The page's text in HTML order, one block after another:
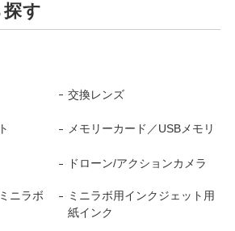
す
交換レンズ
メモリーカード／USBメモリ
ドローン/アクションカメラ
ニラボ
ミニラボ用インクジェット用
紙インク